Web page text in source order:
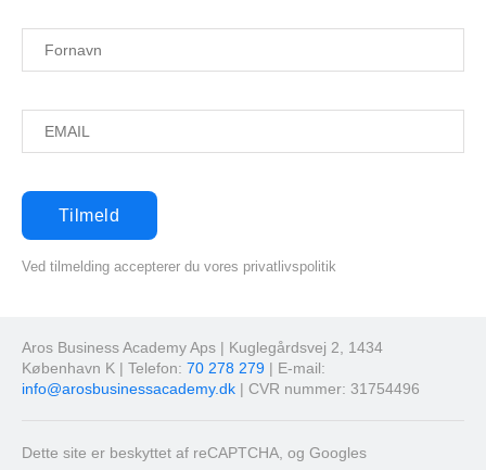
Ved tilmelding accepterer du vores privatlivspolitik
Aros Business Academy Aps | Kuglegårdsvej 2, 1434
København K | Telefon: 70 278 279 | E-mail:
info@arosbusinessacademy.dk | CVR nummer: 31754496
Dette site er beskyttet af reCAPTCHA, og Googles